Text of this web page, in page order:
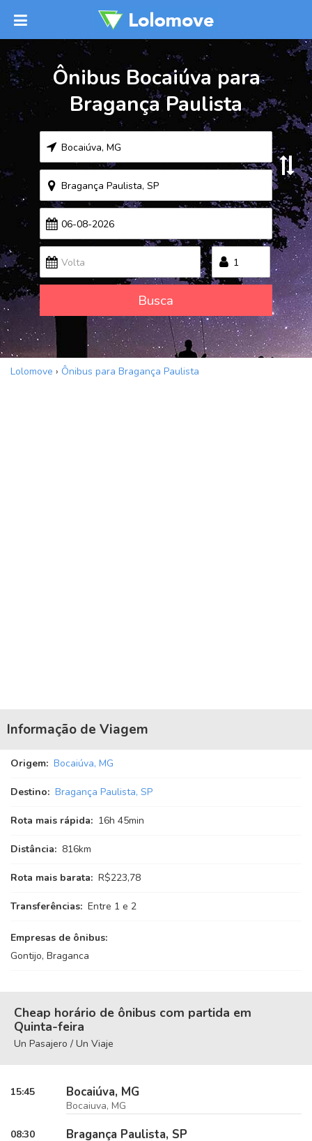
Ônibus Bocaiúva para
Bragança Paulista
Busca
Lolomove › Ônibus para Bragança Paulista
Informação de Viagem
Origem: Bocaiúva, MG
Destino: Bragança Paulista, SP
Rota mais rápida: 16h 45min
Distância: 816km
Rota mais barata: R$223,78
Transferências: Entre 1 e 2
Empresas de ônibus:
Gontijo, Braganca
Cheap horário de ônibus com partida em
Quinta-feira
Un Pasajero / Un Viaje
15:45 Bocaiúva, MG
Bocaiuva, MG
08:30 Bragança Paulista, SP